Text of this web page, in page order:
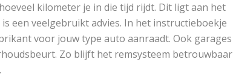
kilometer je in die tijd rijdt. Dit ligt aan het
is een veelgebruikt advies. In het instructieboekje
voor jouw type auto aanraadt. Ook garages
Zo blijft het remsysteem betrouwbaar